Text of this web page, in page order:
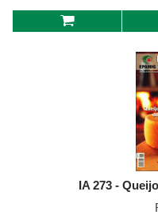
IA 273 -